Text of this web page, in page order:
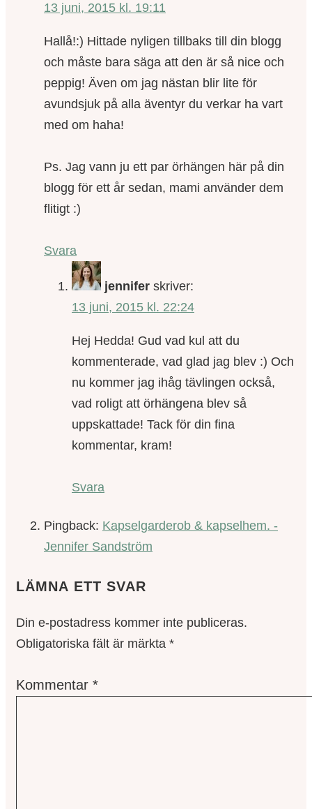
13 juni, 2015 kl. 19:11
Hallå!:) Hittade nyligen tillbaks till din blogg
och måste bara säga att den är så nice och
peppig! Även om jag nästan blir lite för
avundsjuk på alla äventyr du verkar ha vart
med om haha!
Ps. Jag vann ju ett par örhängen här på din
blogg för ett år sedan, mami använder dem
flitigt :)
Svara
jennifer skriver:
13 juni, 2015 kl. 22:24
Hej Hedda! Gud vad kul att du
kommenterade, vad glad jag blev :) Och
nu kommer jag ihåg tävlingen också,
vad roligt att örhängena blev så
uppskattade! Tack för din fina
kommentar, kram!
Svara
Pingback: Kapselgarderob & kapselhem. -
Jennifer Sandström
LÄMNA ETT SVAR
Din e-postadress kommer inte publiceras.
Obligatoriska fält är märkta *
Kommentar *